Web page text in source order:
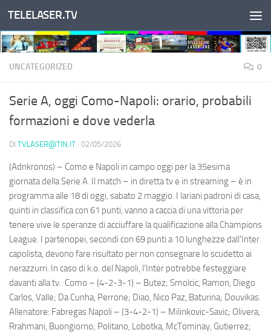
Salta al contenuto
TELELASER.TV
UNCATEGORIZED 0
Serie A, oggi Como-Napoli: orario, probabili
formazioni e dove vederla
DI TVLASER@TIN.IT · 02/05/2026
(Adnkronos) – Como e Napoli in campo oggi per la 35esima
giornata della Serie A. Il match – in diretta tv e in streaming – è in
programma alle 18 di oggi, sabato 2 maggio. I lariani padroni di casa,
quinti in classifica con 61 punti, vanno a caccia di una vittoria per
tenere vive le speranze di acciuffare la qualificazione alla Champions
League. I partenopei, secondi con 69 punti a 10 lunghezze dall'Inter
capolista, devono fare risultato per non consegnare lo scudetto ai
nerazzurri. In caso di k.o. del Napoli, l'Inter potrebbe festeggiare
davanti alla tv. Como – (4-2-3-1) – Butez; Smolcic, Ramon, Diego
Carlos, Valle; Da Cunha, Perrone; Diao, Nico Paz, Baturina; Douvikas.
Allenatore: Fabregas Napoli – (3-4-2-1) – Milinkovic-Savic; Olivera,
Rrahmani, Buongiorno; Politano, Lobotka, McTominay, Gutierrez;